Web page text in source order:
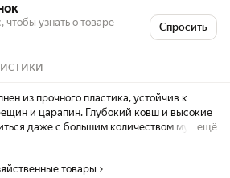
чтобы узнать о товаре
Спросить
из прочного пластика, устойчив к
и царапин. Глубокий ковш и высокие
даже с большим количеством мусора.
для размещения на крючке.
ещё
товары